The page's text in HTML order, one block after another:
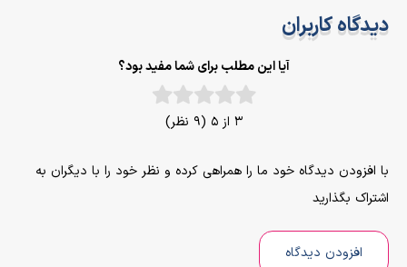
دیدگاه کاربران
آیا این مطلب برای شما مفید بود؟
3 از 5 (9 نظر)
با افزودن دیدگاه خود ما را همراهی کرده و نظر خود را با دیگران به
اشتراک بگذارید
افزودن دیدگاه